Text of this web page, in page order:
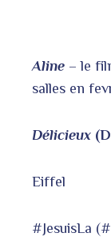
Aline – le
salles en
Délicieux
Eiffel
#JesuisLa